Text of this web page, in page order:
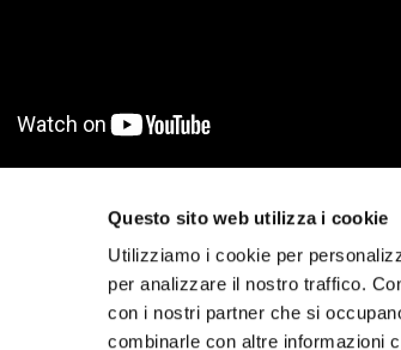
Questo sito web utilizza i cookie
Utilizziamo i cookie per
per analizzare il nostro traffico.
con i nostri partner che si
combinarle con altre informazioni